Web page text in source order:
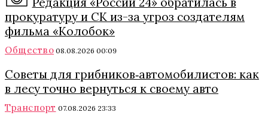
прокуратуру и СК из-за угроз создателям
фильма «Колобок»
Общество 08.08.2026 00:09
Советы для грибников‑автомобилистов: как
в лесу точно вернуться к своему авто
Транспорт 07.08.2026 23:33